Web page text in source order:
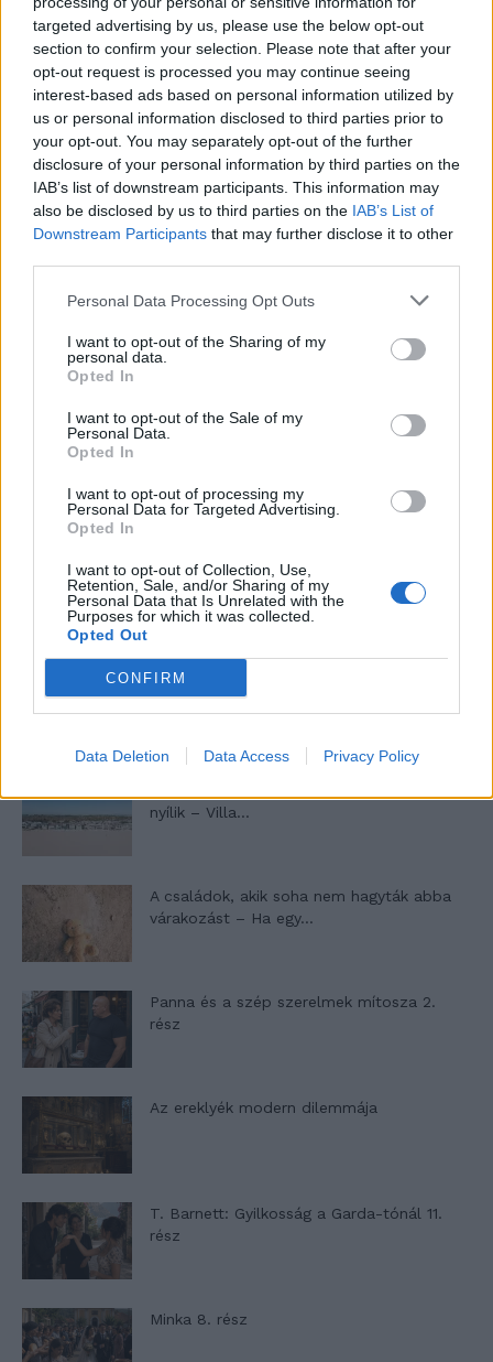
targeted advertising by us, please use the below opt-out
section to confirm your selection. Please note that after your
opt-out request is processed you may continue seeing
interest-based ads based on personal information utilized by
us or personal information disclosed to third parties prior to
your opt-out. You may separately opt-out of the further
disclosure of your personal information by third parties on the
IAB’s list of downstream participants. This information may
also be disclosed by us to third parties on the IAB’s List of
Downstream Participants that may further disclose it to other
Personal Data Processing Opt Outs
I want to opt-out of the Sharing of my
personal data.
Opted In
I want to opt-out of the Sale of my
Personal Data.
Opted In
I want to opt-out of processing my
Personal Data for Targeted Advertising.
Opted In
I want to opt-out of Collection, Use,
Retention, Sale, and/or Sharing of my
Personal Data that Is Unrelated with the
Purposes for which it was collected.
Opted Out
CONFIRM
Data Deletion Data Access Privacy Policy
A kislány, akit nem védett meg senki –
Lyhanna története
T. Barnett: Gyilkosság a Garda-tónál 12.
rész
Minka 10. rész
Máltai kaland 7.
10 tanács, ha jobban akarod érezni magad
nyílik – Villa...
A családok, akik soha nem hagyták abba
várakozást – Ha egy...
Panna és a szép szerelmek mítosza 2.
rész
Az ereklyék modern dilemmája
T. Barnett: Gyilkosság a Garda-tónál 11.
rész
Minka 8. rész